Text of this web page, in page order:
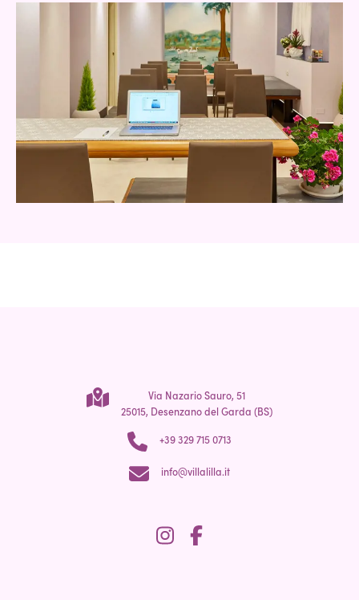
Via Nazario Sauro, 51
25015, Desenzano del Garda (BS)
+39 329 715 0713
info@villalilla.it